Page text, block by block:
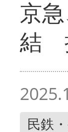
京
結
民鉄